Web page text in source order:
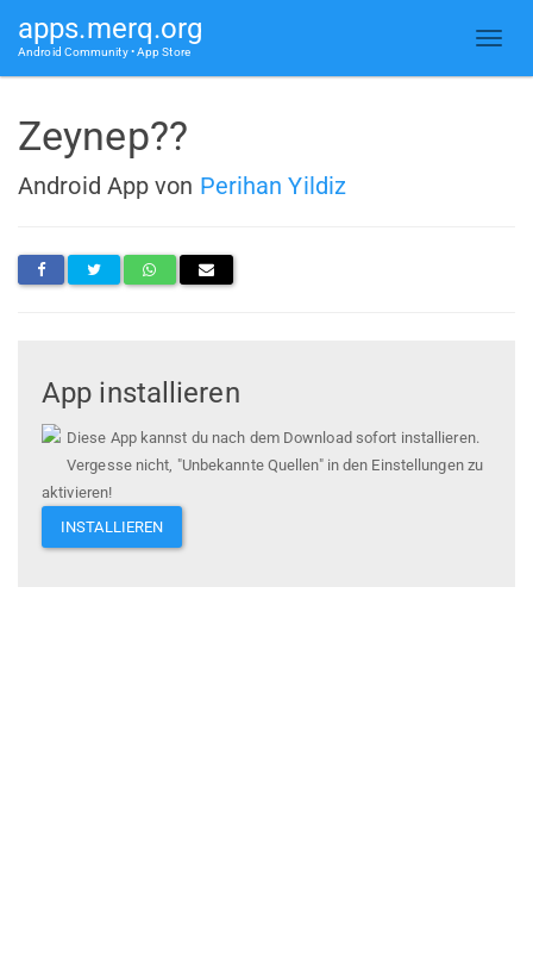
apps.merq.org
Android Community • App Store
Zeynep??
Android App von Perihan Yildiz
App installieren
Diese App kannst du nach dem Download sofort installieren.
Vergesse nicht, "Unbekannte Quellen" in den Einstellungen zu
aktivieren!
INSTALLIEREN